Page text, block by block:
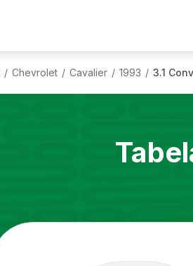
/ Chevrolet / Cavalier / 1993 / 3.1